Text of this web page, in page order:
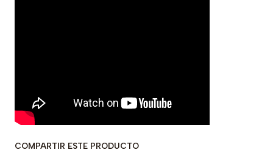
COMPARTIR ESTE PRODUCTO